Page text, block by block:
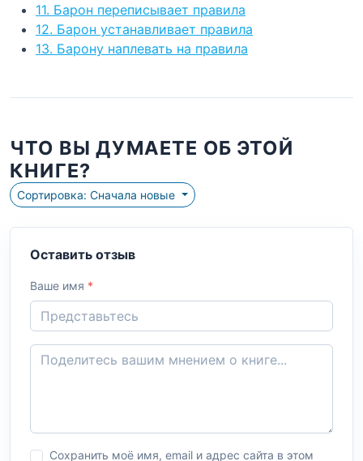
11. Барон переписывает правила
12. Барон устанавливает правила
13. Барону наплевать на правила
ЧТО ВЫ ДУМАЕТЕ ОБ ЭТОЙ
КНИГЕ?
Сортировка: Сначала новые
Оставить отзыв
Ваше имя *
Сохранить моё имя, email и адрес сайта в этом